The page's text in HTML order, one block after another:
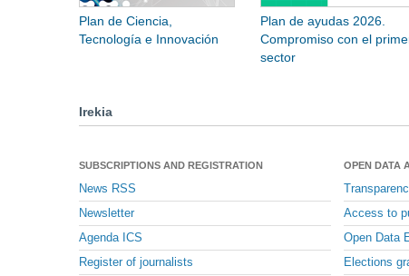
Plan de Ciencia,
Tecnología e Innovación
Plan de ayudas 2026.
Compromiso con el
sector
Irekia
SUBSCRIPTIONS AND REGISTRATION
News RSS
Newsletter
Agenda ICS
Register of journalists
OPEN DATA
Access to
Open Data
Elections